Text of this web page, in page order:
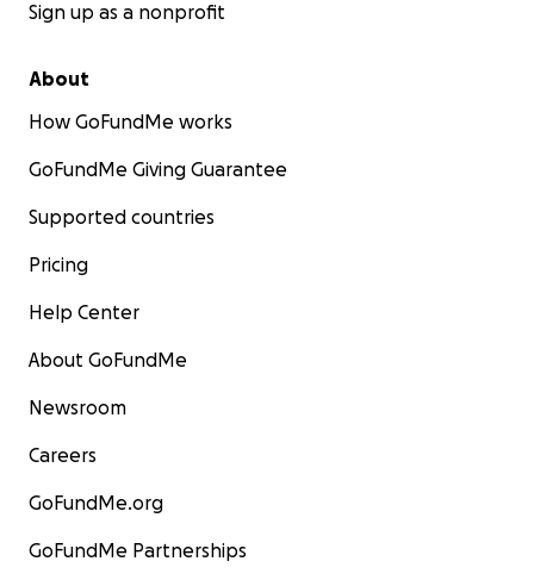
Sign up as a nonprofit
About
How GoFundMe works
GoFundMe Giving Guarantee
Supported countries
Pricing
Help Center
About GoFundMe
Newsroom
Careers
GoFundMe.org
GoFundMe Partnerships